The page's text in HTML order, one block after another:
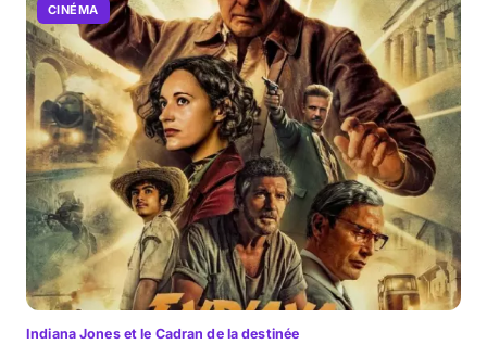
CINÉMA
Indiana Jones et le Cadran de la destinée